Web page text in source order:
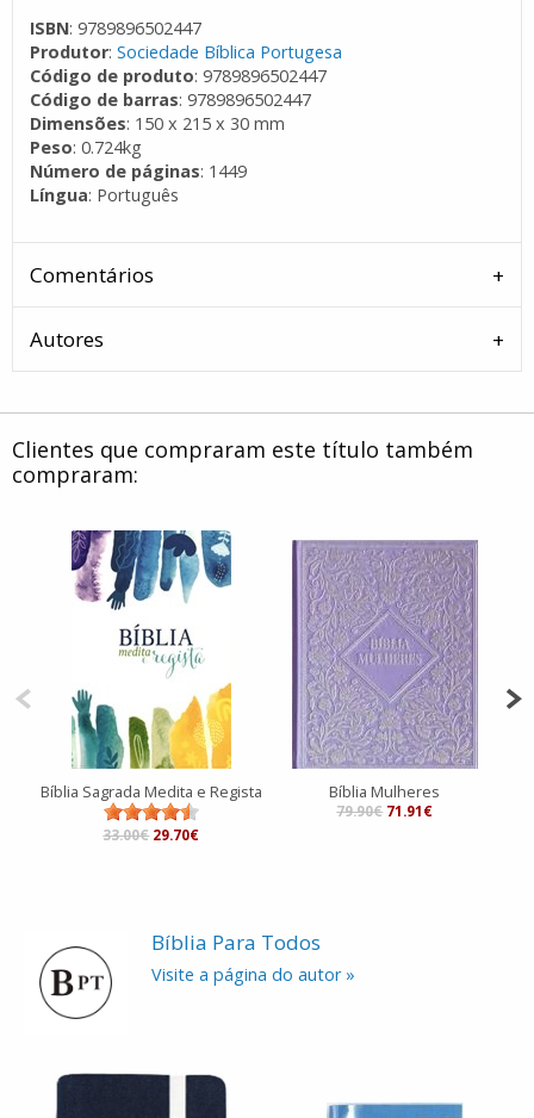
ISBN: 9789896502447
Produtor:Sociedade Bíblica Portugesa
Código de produto: 9789896502447
Código de barras: 9789896502447
Dimensões: 150 x 215 x 30 mm
Peso: 0.724kg
Número de páginas: 1449
Língua: Português
Comentários
Autores
Clientes que compraram este título também
compraram:
Bíblia Sagrada Medita e Regista
33.00€ 29.70€
Bíblia Mulheres
79.90€ 71.91€
Bíblia Para Todos
Visite a página do autor »